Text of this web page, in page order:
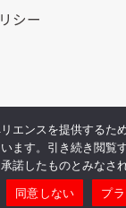
シー
© REDBOX - All
エンスを提供するた
ます。引き続き閲覧
諾したものとみなされ
同意しない プ